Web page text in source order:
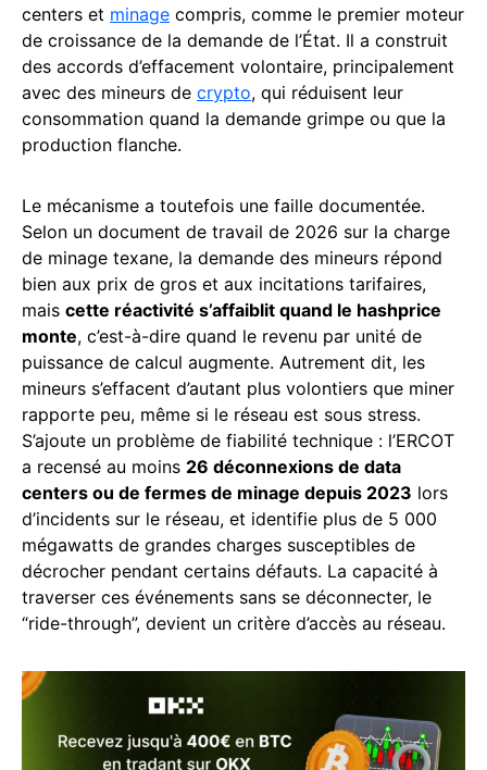
centers et minage compris, comme le premier moteur
de croissance de la demande de l’État. Il a construit
des accords d’effacement volontaire, principalement
avec des mineurs de crypto, qui réduisent leur
consommation quand la demande grimpe ou que la
production flanche.
Le mécanisme a toutefois une faille documentée.
Selon un document de travail de 2026 sur la charge
de minage texane, la demande des mineurs répond
bien aux prix de gros et aux incitations tarifaires,
mais cette réactivité s’affaiblit quand le hashprice
monte, c’est-à-dire quand le revenu par unité de
puissance de calcul augmente. Autrement dit, les
mineurs s’effacent d’autant plus volontiers que miner
rapporte peu, même si le réseau est sous stress.
S’ajoute un problème de fiabilité technique : l’ERCOT
a recensé au moins 26 déconnexions de data
centers ou de fermes de minage depuis 2023 lors
d’incidents sur le réseau, et identifie plus de 5 000
mégawatts de grandes charges susceptibles de
décrocher pendant certains défauts. La capacité à
traverser ces événements sans se déconnecter, le
“ride-through”, devient un critère d’accès au réseau.